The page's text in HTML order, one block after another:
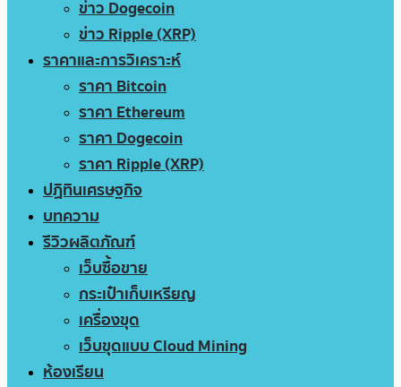
ข่าว Dogecoin
ข่าว Ripple (XRP)
ราคาและการวิเคราะห์
ราคา Bitcoin
ราคา Ethereum
ราคา Dogecoin
ราคา Ripple (XRP)
ปฏิทินเศรษฐกิจ
บทความ
รีวิวผลิตภัณฑ์
เว็บซื้อขาย
กระเป๋าเก็บเหรียญ
เครื่องขุด
เว็บขุดแบบ Cloud Mining
ห้องเรียน